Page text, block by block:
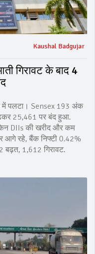
Kaushal Badgujar
गिरावट के बाद 4
में पलटा। Sensex 193 अंक
25,461 पर बंद हुआ.
DIIs की खरीद और कम
आगे रहे, बैंक निफ्टी 0.42%
बढ़त, 1,612 गिरावट.